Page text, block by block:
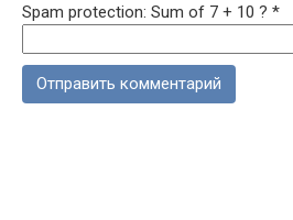
Spam protection: Sum of 7 + 10 ? *